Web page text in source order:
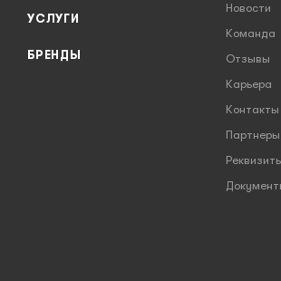
УСЛУГИ
БРЕНДЫ
Новости
Команда
Отзывы
Карьера
Контакты
Партнеры